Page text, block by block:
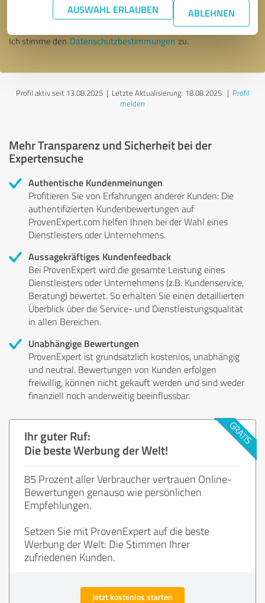
AUSWAHL ERLAUBEN ABLEHNEN
Nachricht senden
Ich stimme den Datenschutzbestimmungen zu.
Profil aktiv seit 13.08.2025 | Letzte Aktualisierung: 18.08.2025| Profil
melden
Mehr Transparenz und Sicherheit bei der
Expertensuche
Authentische Kundenmeinungen
Profitieren Sie von Erfahrungen anderer Kunden: Die
authentifizierten Kundenbewertungen auf
ProvenExpert.com helfen Ihnen bei der Wahl eines
Dienstleisters oder Unternehmens.
Aussagekräftiges Kundenfeedback
Bei ProvenExpert wird die gesamte Leistung eines
Dienstleisters oder Unternehmens (z.B. Kundenservice,
Beratung) bewertet. So erhalten Sie einen detaillierten
Überblick über die Service- und Dienstleistungsqualität
in allen Bereichen.
Unabhängige Bewertungen
ProvenExpert ist grundsätzlich kostenlos, unabhängig
und neutral. Bewertungen von Kunden erfolgen
freiwillig, können nicht gekauft werden und sind weder
finanziell noch anderweitig beeinflussbar.
Ihr guter Ruf:
Die beste Werbung der Welt!
85 Prozent aller Verbraucher vertrauen Online-
Bewertungen genauso wie persönlichen
Empfehlungen.
Setzen Sie mit ProvenExpert auf die beste
Werbung der Welt: Die Stimmen Ihrer
zufriedenen Kunden.
Jetzt kostenlos starten